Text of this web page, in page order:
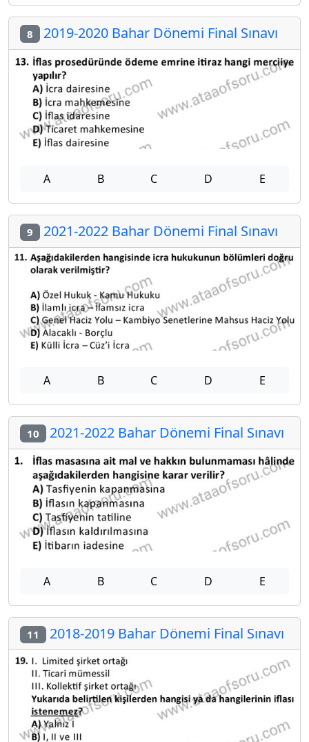
8 2019-2020 Bahar Dönemi Final Sınavı
A B C D E
9 2021-2022 Bahar Dönemi Final Sınavı
A B C D E
10 2021-2022 Bahar Dönemi Final Sınavı
A B C D E
11 2018-2019 Bahar Dönemi Final Sınavı